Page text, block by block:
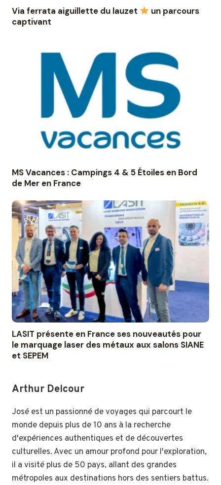
Via ferrata aiguillette du lauzet
un parcours
captivant
MS Vacances : Campings 4 & 5 Étoiles en Bord
de Mer en France
LASIT présente en France ses nouveautés pour
le marquage laser des métaux aux salons SIANE
et SEPEM
Arthur Delcour
José est un passionné de voyages qui parcourt le
monde depuis plus de 10 ans à la recherche
d'expériences authentiques et de découvertes
culturelles. Avec un amour profond pour l'exploration,
il a visité plus de 50 pays, allant des grandes
métropoles aux destinations hors des sentiers battus.